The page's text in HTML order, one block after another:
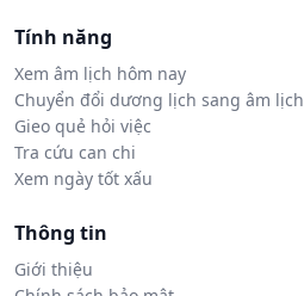
Tính năng
Xem âm lịch hôm nay
Chuyển đổi dương lịch sang âm lịch
Gieo quẻ hỏi việc
Tra cứu can chi
Xem ngày tốt xấu
Thông tin
Giới thiệu